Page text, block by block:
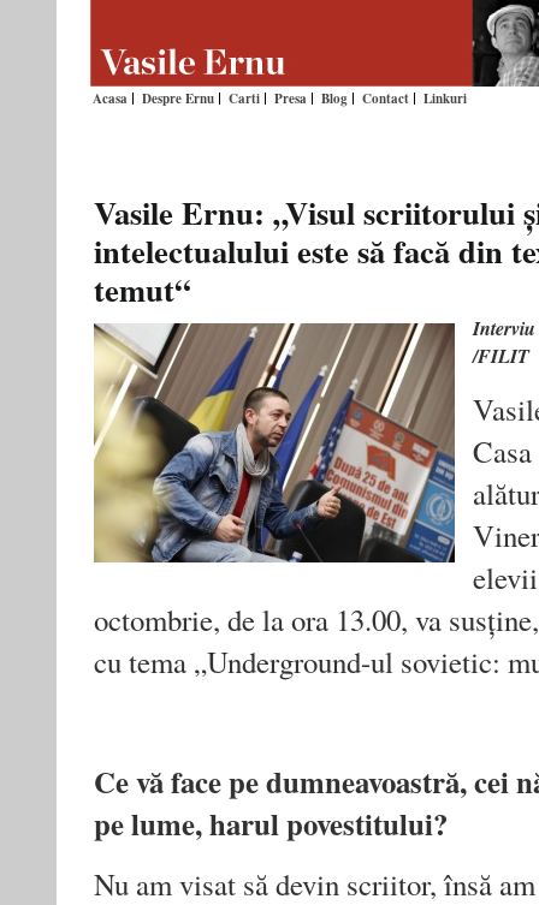
Acasa Despre Ernu Carti Presa Blog Contact Linkuri
Vasile Ernu: „Visul scriitorului
intelectualului este să facă din
temut“
Interviu
/FILIT
octombrie, de la ora 13.00, va
cu tema „Underground-ul sovietic:
Ce vă face pe dumneavoastră, cei
pe lume, harul povestitului?
Nu am visat să devin scriitor, însă